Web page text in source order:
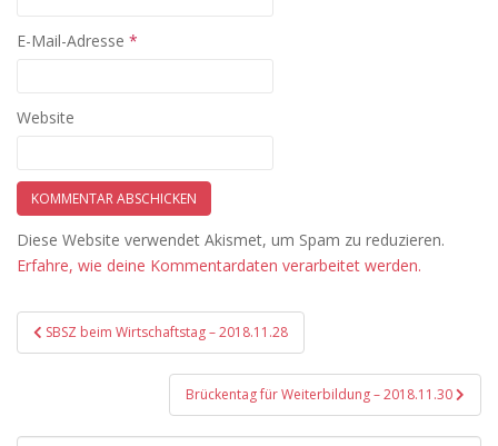
E-Mail-Adresse *
Website
Diese Website verwendet Akismet, um Spam zu reduzieren.
Erfahre, wie deine Kommentardaten verarbeitet werden.
Beitragsnavigation
SBSZ beim Wirtschaftstag – 2018.11.28
Brückentag für Weiterbildung – 2018.11.30